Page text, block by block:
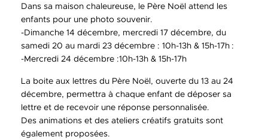
Dans sa maison chaleureuse, le Père Noël attend les
enfants pour une photo souvenir.
-Dimanche 14 décembre, mercredi 17 décembre, du
samedi 20 au mardi 23 décembre : 10h-13h & 15h-17h :
-Mercredi 24 décembre :10h-13h & 15h-17h
La boite aux lettres du Père Noël, ouverte du 13 au 24
décembre, permettra à chaque enfant de déposer sa
lettre et de recevoir une réponse personnalisée.
Des animations et des ateliers créatifs gratuits sont
également proposées.